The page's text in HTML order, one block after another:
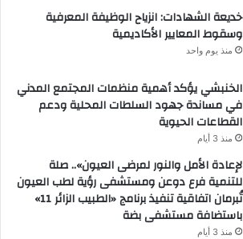
خديعة الشهادات: انزياح الوظيفة المعرفية
وسقوط المعايير الأكاديمية
منذ يوم واحد
الخنبشي يؤكد أهمية منظمات المجتمع المدني
في مساندة جهود السلطات المحلية ودعم
القطاعات الحيوية
منذ 3 أيام
لإعادة الأمل والنور لمرضى العيون».. صلة
للتنمية فرع دوعن ومستشفى رؤية لطب العيون
تُبرمان اتفاقية تنفيذ برنامج «الطبيب الزائر 11»
باستضافة مستشفى بضة
منذ 3 أيام